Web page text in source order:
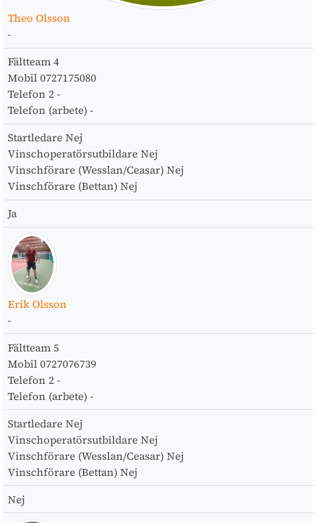
Theo Olsson
-
Fältteam 4
Mobil 0727175080
Telefon 2 -
Telefon (arbete) -
Startledare Nej
Vinschoperatörsutbildare Nej
Vinschförare (Wesslan/Ceasar) Nej
Vinschförare (Bettan) Nej
Ja
Erik Olsson
-
Fältteam 5
Mobil 0727076739
Telefon 2 -
Telefon (arbete) -
Startledare Nej
Vinschoperatörsutbildare Nej
Vinschförare (Wesslan/Ceasar) Nej
Vinschförare (Bettan) Nej
Nej